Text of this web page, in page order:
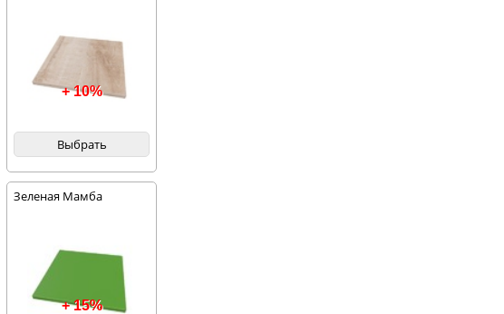
+ 10%
Выбрать
Зеленая Мамба
+ 15%